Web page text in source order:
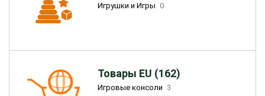
Игрушки и Игры 0
Товары EU (162)
Игровые консоли 3